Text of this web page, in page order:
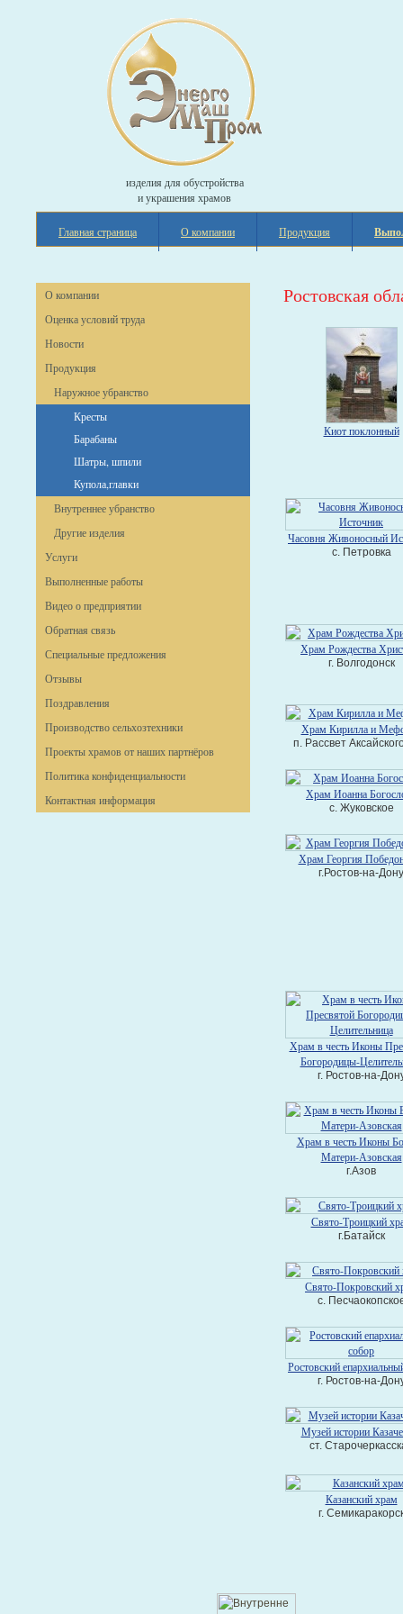
изделия для обустройства
и украшения храмов
Главная страница О компании Продукция
О компании
Оценка условий труда
Новости
Продукция
Наружное убранство
Кресты
Барабаны
Шатры, шпили
Купола,главки
Внутреннее убранство
Другие изделия
Услуги
Выполненные работы
Видео о предприятии
Обратная связь
Специальные предложения
Отзывы
Поздравления
Производство сельхозтехники
Проекты храмов от наших партнёров
Политика конфиденциальности
Контактная информация
Ростовская
Киот поклонный
Часовня Живоносный
с. Петровка
Храм Рождества
г. Волгодонск
Храм Кирилла и
п. Рассвет
Храм Иоанна
с. Жуковское
Храм Георгия
г.Ростов-на-Дону
Храм в честь Иконы
Богородицы-
г. Ростов-на-
Храм в честь Иконы
Матери-Азовская
г.Азов
Свято-Троицкий
г.Батайск
Свято-Покровский
с.
Ростовский
г. Ростов-на-
Музей истории
ст.
Казанский храм
г.